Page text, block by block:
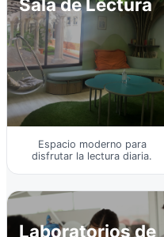
Sala de Lectura
Espacio moderno para
disfrutar la lectura diaria.
Laboratorios de